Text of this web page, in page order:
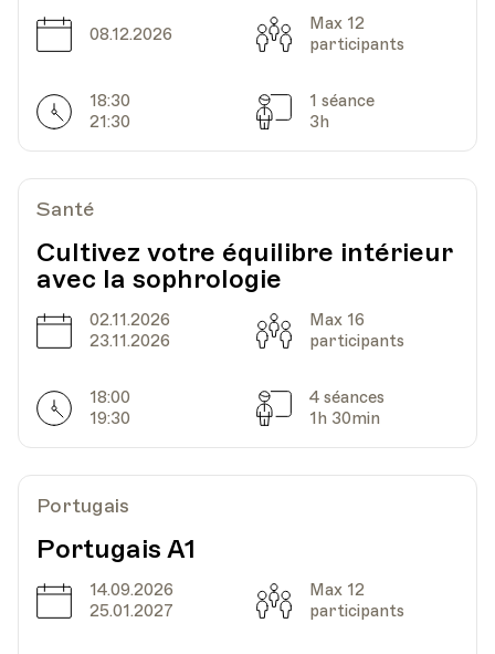
Date
08.12.2026 Capacité
Max 12
participants
Horarires
18:30
21:30
Séances
1 séance
3h
Santé
Cultivez votre équilibre intérieur
avec la sophrologie
Date
02.11.2026
23.11.2026
Capacité
Max 16
participants
Horarires
18:00
19:30
Séances
4 séances
1h 30min
Portugais
Portugais A1
Date
14.09.2026
25.01.2027
Capacité
Max 12
participants